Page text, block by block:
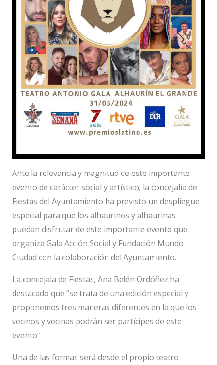
Ante la relevancia y magnitud de este importante
evento de carácter social y artístico, la concejalía de
Fiestas del Ayuntamiento ha previsto un despliegue
especial para que los alhaurinos y alhaurinas
puedan disfrutar de este importante evento que
organiza Gala Acción Social y Fundación Mundo
Ciudad con la colaboración del Ayuntamiento.
La concejala de Fiestas, Ana Belén Ordóñez ha
destacado que “se trata de una edición especial y
proponemos tres maneras diferentes en la que los
vecinos y vecinas podrán ser partícipes de este
evento”.
Una de las formas será desde el propio teatro